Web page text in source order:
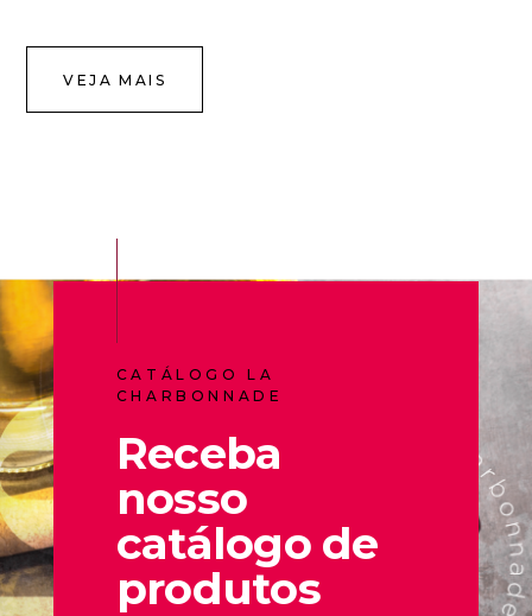
VEJA MAIS
CATÁLOGO LA
CHARBONNADE
Receba
nosso
catálogo de
produtos